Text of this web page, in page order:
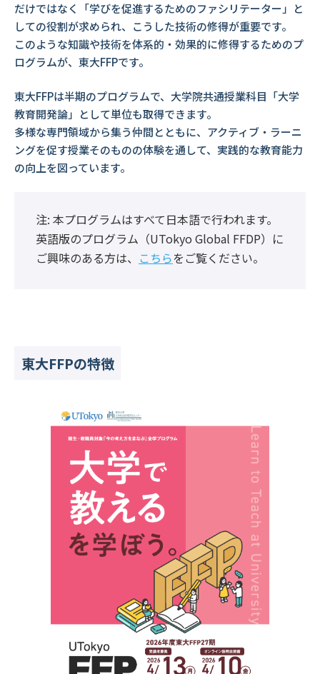
だけではなく「学びを促進するためのファシリテーター」と
しての役割が求められ、こうした技術の修得が重要です。
このような知識や技術を体系的・効果的に修得するためのプ
ログラムが、東大FFPです。
東大FFPは半期のプログラムで、大学院共通授業科目「大学
教育開発論」として単位も取得できます。
多様な専門領域から集う仲間とともに、アクティブ・ラーニ
ングを促す授業そのものの体験を通して、実践的な教育能力
の向上を図っています。
注: 本プログラムはすべて日本語で行われます。
英語版のプログラム（UTokyo Global FFDP）に
ご興味のある方は、 こちらをご覧ください。
東大FFPの特徴